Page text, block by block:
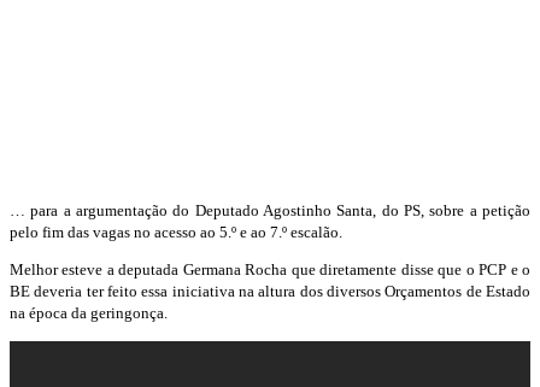
… para a argumentação do Deputado Agostinho Santa, do PS, sobre a petição
pelo fim das vagas no acesso ao 5.º e ao 7.º escalão.
Melhor esteve a deputada Germana Rocha que diretamente disse que o PCP e o
BE deveria ter feito essa iniciativa na altura dos diversos Orçamentos de Estado
na época da geringonça.